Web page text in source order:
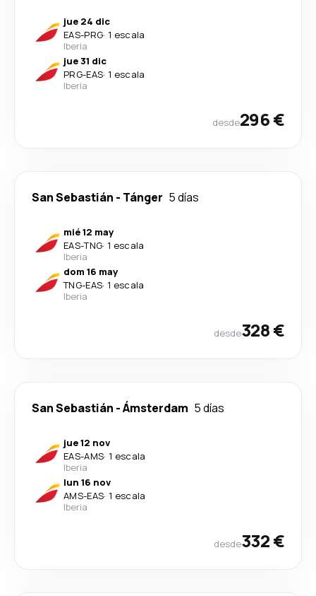
jue 24 dic
EAS-PRG· 1 escala
Iberia
jue 31 dic
PRG-EAS· 1 escala
Iberia
desde296 €
San Sebastián - Tánger 5 días
mié 12 may
EAS-TNG· 1 escala
Iberia
dom 16 may
TNG-EAS· 1 escala
Iberia
desde328 €
San Sebastián -Ámsterdam 5 días
jue 12 nov
EAS-AMS· 1 escala
Iberia
lun 16 nov
AMS-EAS· 1 escala
Iberia
desde332 €